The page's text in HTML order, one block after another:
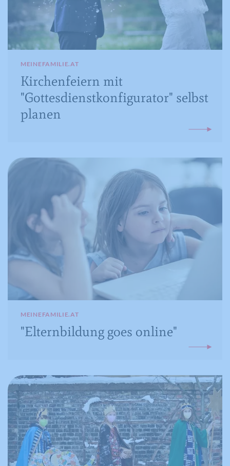
MEINEFAMILIE.AT
Kirchenfeiern mit
"Gottesdienstkonfigurator" selbst
planen
MEINEFAMILIE.AT
"Elternbildung goes online"